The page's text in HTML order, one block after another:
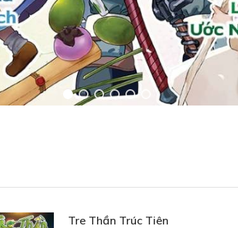
Tre Thần Trúc Tiên